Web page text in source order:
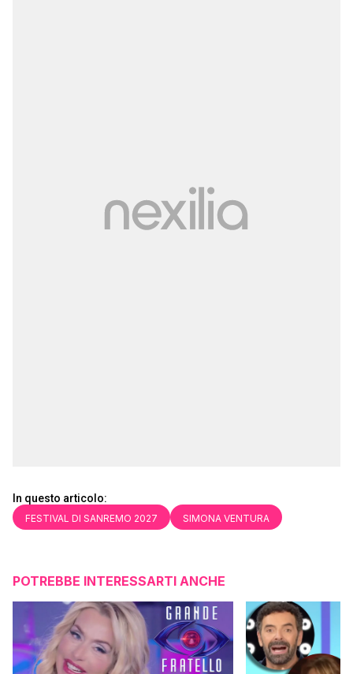
In questo articolo:
FESTIVAL DI SANREMO 2027 SIMONA VENTURA
POTREBBE INTERESSARTI ANCHE